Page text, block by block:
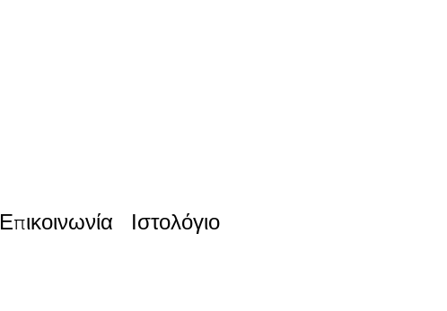
Επικοινωνία Ιστολόγιο